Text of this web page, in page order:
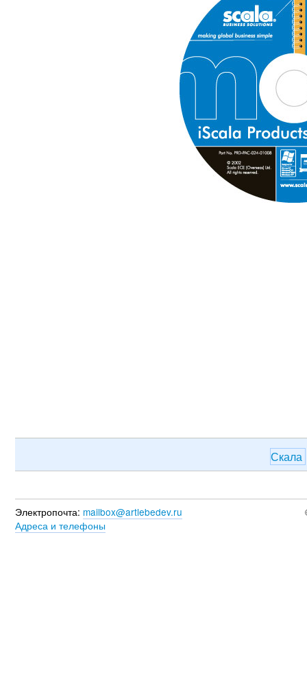
Скала
Электропочта: mailbox@artlebedev.ru
Адреса и телефоны